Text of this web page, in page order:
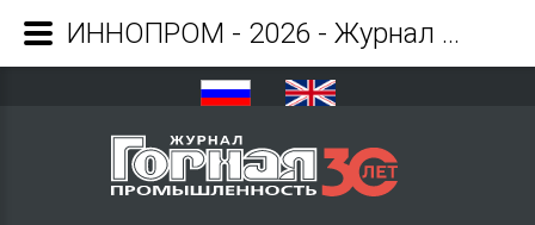
ИННОПРОМ - 2026 - Журнал Горная промышленность